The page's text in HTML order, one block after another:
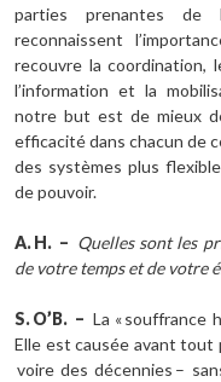
parties prenantes de
reconnaissent
recouvre la coordination,
l’information et la
notre but est de mieux
efficacité dans chacun de
des systèmes plus
de pouvoir.
A.H. – Quelles sont les
de votre temps et de votre
S.O’B. – La « souffrance
Elle est causée avant tout
voire des décennies –